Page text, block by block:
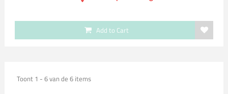
Add to Cart
Toont 1 - 6 van de 6 items